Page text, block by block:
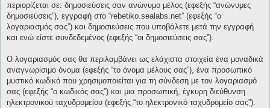
περιορίζεται σε: δημοσιεύσεις σαν ανώνυμο μέλος (εφεξής “ανώνυμες
δημοσιεύσεις”), εγγραφή στο “rebetiko.sealabs.net” (εφεξής “ο
λογαριασμός σας”) και δημοσιεύσεις που υποβάλετε μετά την εγγραφή
και ενώ είστε συνδεδεμένος (εφεξής “οι δημοσιεύσεις σας”).
Ο λογαριασμός σας θα περιλαμβάνει ως ελάχιστα στοιχεία ένα μοναδικά
αναγνωρίσιμο όνομα (εφεξής “το όνομα μέλους σας”), ένα προσωπικό
μυστικό κωδικό που χρησιμοποιείται για τη σύνδεση με τον λογαριασμό
σας (εφεξής “ο κωδικός σας”) και μια προσωπική, έγκυρη διεύθυνση
ηλεκτρονικού ταχυδρομείου (εφεξής “το ηλεκτρονικό ταχυδρομείο σας”).